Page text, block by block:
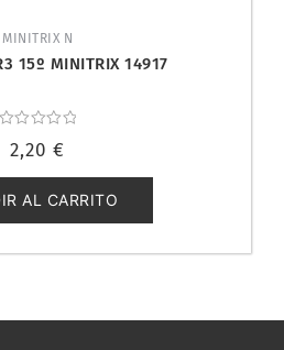
MINITRIX N
15º MINITRIX 14917
con
2,20 €
AL CARRITO